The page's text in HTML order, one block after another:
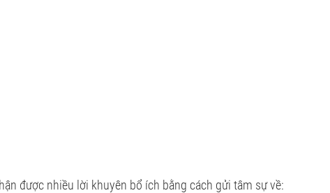
được nhiều lời khuyên bổ ích bằng cách gửi tâm sự về: